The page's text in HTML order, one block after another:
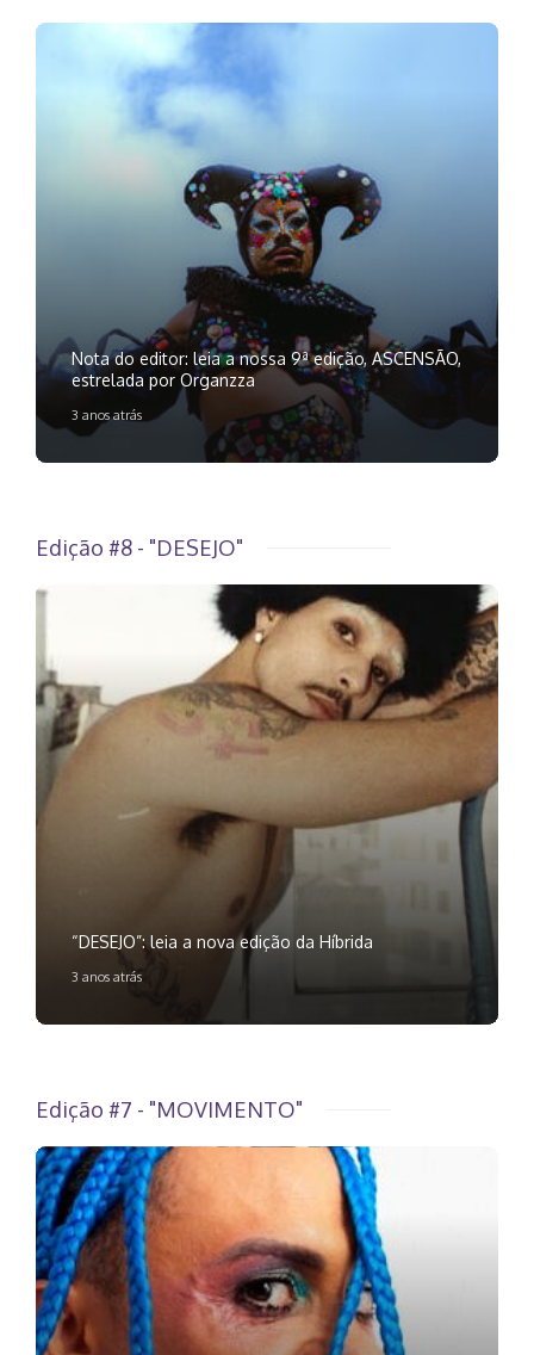
Nota do editor: leia a nossa 9ª edição, ASCENSÃO,
estrelada por Organzza
3 anos atrás
Edição #8 - "DESEJO"
“DESEJO”: leia a nova edição da Híbrida
3 anos atrás
Edição #7 - "MOVIMENTO"